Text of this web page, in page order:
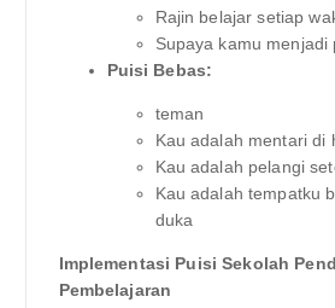
Rajin belajar setiap
Supaya kamu menjadi
Puisi Bebas:
teman
Kau adalah mentari di
Kau adalah pelangi
Kau adalah tempatku
duka
Implementasi Puisi Sekolah
Pembelajaran